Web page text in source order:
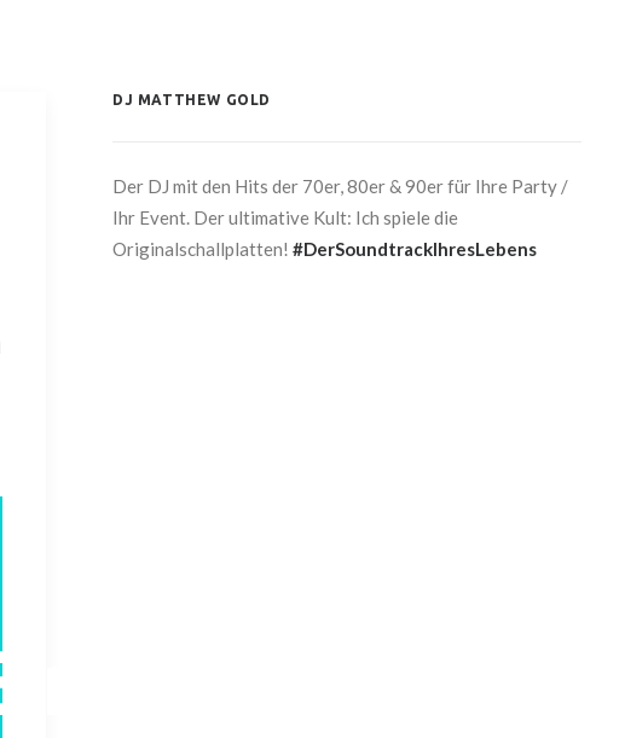
DJ MATTHEW GOLD
Der DJ mit den Hits der 70er, 80er & 90er für Ihre Party /
Ihr Event. Der ultimative Kult: Ich spiele die
Originalschallplatten! #DerSoundtrackIhresLebens